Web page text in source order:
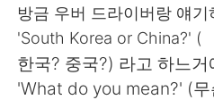
English 简体中
방금 우버 드라이버랑 얘
'South Korea or China?' (
한국? 중국?) 라고 하느거
'What do you mean?' (무